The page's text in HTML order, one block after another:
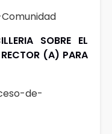
SOBRE EL
RECTOR (A) PARA
de-